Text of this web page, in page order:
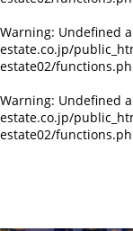
Warning: Undefined
estate.co.jp/
estate02/
Warning: Undefined
estate.co.jp/
estate02/